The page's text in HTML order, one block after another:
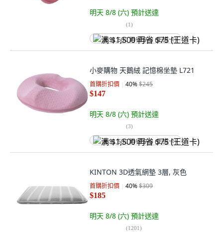
明天 8/8 (六) 預計送達
(1)
满 $1,500 再省 $75 (王道卡)
小麥購物 天鵝絨 記憶棉坐墊 L721
首購折扣價 40%$245
$147
明天 8/8 (六) 預計送達
(3)
满 $1,500 再省 $75 (王道卡)
KINTON 3D透氣網墊 3層, 灰色
首購折扣價 40%$309
$185
明天 8/8 (六) 預計送達
(1201)